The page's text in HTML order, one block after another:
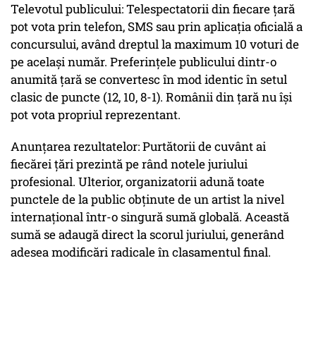
Televotul publicului: Telespectatorii din fiecare țară
pot vota prin telefon, SMS sau prin aplicația oficială a
concursului, având dreptul la maximum 10 voturi de
pe același număr. Preferințele publicului dintr-o
anumită țară se convertesc în mod identic în setul
clasic de puncte (12, 10, 8-1). Românii din țară nu își
pot vota propriul reprezentant.
Anunțarea rezultatelor: Purtătorii de cuvânt ai
fiecărei țări prezintă pe rând notele juriului
profesional. Ulterior, organizatorii adună toate
punctele de la public obținute de un artist la nivel
internațional într-o singură sumă globală. Această
sumă se adaugă direct la scorul juriului, generând
adesea modificări radicale în clasamentul final.